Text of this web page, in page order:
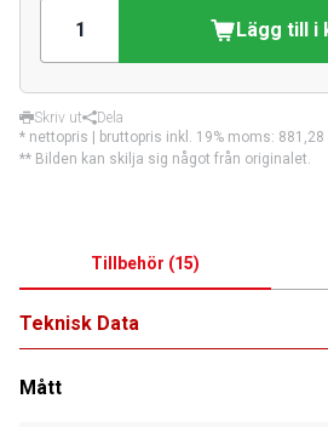
Lägg till i
Skriv ut
Dela
* nettopris | bruttopris inkl. 19% moms: 881,28
** Bilden kan skilja sig något från originalet.
Tillbehör (15)
Teknisk Data
Mått